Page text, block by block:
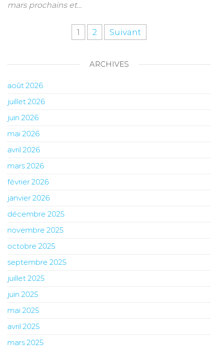
mars prochains et…
1 2 Suivant
ARCHIVES
août 2026
juillet 2026
juin 2026
mai 2026
avril 2026
mars 2026
février 2026
janvier 2026
décembre 2025
novembre 2025
octobre 2025
septembre 2025
juillet 2025
juin 2025
mai 2025
avril 2025
mars 2025